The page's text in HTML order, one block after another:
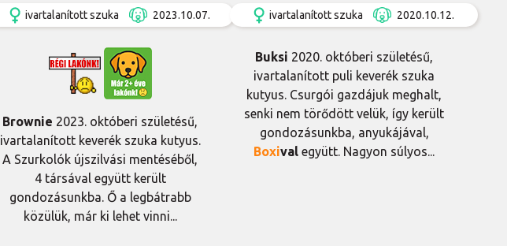
ivartalanított szuka 2023.10.07.
Brownie 2023. októberi születésű,
ivartalanított keverék szuka kutyus.
A Szurkolók újszilvási mentéséből,
4 társával együtt került
gondozásunkba. Ő a legbátrabb
közülük, már ki lehet vinni...
ivartalanított szuka 2020.10.12.
Buksi 2020. októberi születésű,
ivartalanított puli keverék szuka
kutyus. Csurgói gazdájuk meghalt,
senki nem törődött velük, így került
gondozásunkba, anyukájával,
Boxival együtt. Nagyon súlyos...